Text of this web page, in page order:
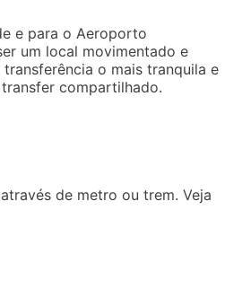
e para o Aeroporto
um local movimentado e
o mais tranquila e
compartilhado.
de metro ou trem. Veja